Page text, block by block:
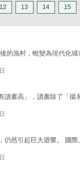
12 13 14 15
的漁村，蛻變為現代化
書高」，讀書除了「揚
仍然引起巨大迴響。 國